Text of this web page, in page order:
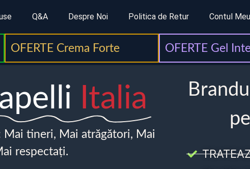
Q&A Despre Noi Politica de Retur Contul Meu
OFERTE Crema Forte OFERTE Gel
Italia
tineri, Mai atrăgători, Mai
respectați.